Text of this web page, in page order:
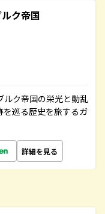
ク帝国
ルク帝国の栄光と動乱
を巡る歴史を旅するガ
詳細を見る